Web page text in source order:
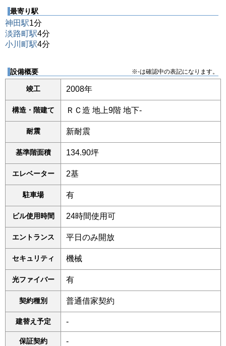
最寄り駅
神田駅1分
淡路町駅4分
小川町駅4分
設備概要 ※-は確認中の表記になります。
竣工 2008年
構造・階建て ＲＣ造 地上9階 地下-
耐震 新耐震
基準階面積 134.90坪
エレベーター 2基
駐車場 有
ビル使用時間 24時間使用可
エントランス 平日のみ開放
セキュリティ 機械
光ファイバー 有
契約種別 普通借家契約
建替え予定 -
保証契約 -